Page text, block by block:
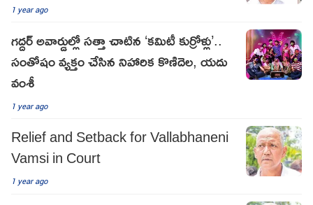
1 year ago
గద్దర్ అవార్డుల్లో సత్తా చాటిన ‘కమిటీ కుర్రోళ్లు’..
సంతోషం వ్యక్తం చేసిన నిహారిక కొణిదెల, యదు
వంశీ
1 year ago
Relief and Setback for Vallabhaneni
Vamsi in Court
1 year ago